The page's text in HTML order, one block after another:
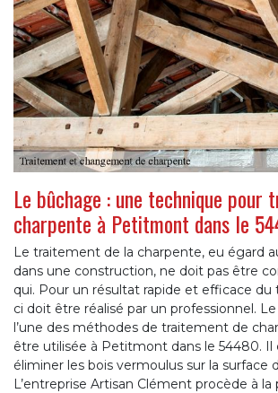
Le bûchage : une technique pour
charpente à Petitmont dans le
Le traitement de la charpente, eu égard
dans une construction, ne doit pas être
qui. Pour un résultat rapide et efficace
ci doit être réalisé par un professionnel.
l’une des méthodes de traitement de
être utilisée à Petitmont dans le 54480. Il
éliminer les bois vermoulus sur la surface
L’entreprise Artisan Clément procède à